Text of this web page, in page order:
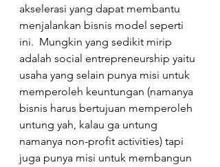
akselerasi yang dapat membantu
menjalankan bisnis model seperti
ini.  Mungkin yang sedikit mirip
adalah social entrepreneurship yaitu
usaha yang selain punya misi untuk
memperoleh keuntungan (namanya
bisnis harus bertujuan memperoleh
untung yah, kalau ga untung
namanya non-profit activities) tapi
juga punya misi untuk membangun